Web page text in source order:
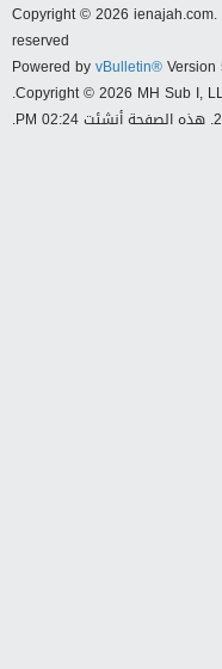
Copyright © 2026
reserved
Powered byvBulletin®Version
Copyright © 2026 MH Sub I,